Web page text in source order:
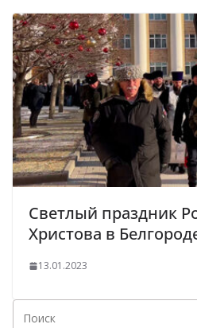
Светлый праздник
Христова в
13.01.2023